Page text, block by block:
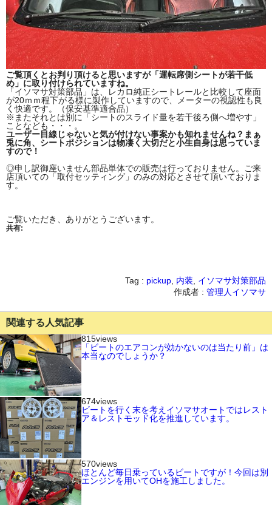
ご覧頂くとお判り頂けると思いますが「運転席側シートが若干低
め」に取り付けられていますね。
「イソマサ対策部品」は、レカロ純正シートレールと比較して座面
が20ｍｍ程下がる様に製作していますので、メーターの視認性も良
く快適です。（保安基準適合品）
※またそれとは別に「シートのスライド量を若干後ろ側へ増やす」
ことなども・・・。
ユーザー目線じゃないと気が付けない事案かも知れませんね？まぁ
兎に角、シートポジションは物凄く大切だと小生自身は思っていま
すので！
◎申し訳御座いません部品単体での販売は行っておりません。ご来
店頂いての「取付セッティング」のみの対応とさせて頂いておりま
す。
ご覧いただき、ありがとうございます。
共有:
Tag : pickup 内装
イソマサ対策部品
作成者 : 管理人イソマサ
関連する人気記事
815views
「ビートのエアコンが効かないのは当たり前」は
本当なのでしょうか？
674views
ビートを行く末を考えイソマサオートではレスト
ア＆レストモッド化を推進しています。
570views
ほとんど毎日乗っているビートですが！今回は別
エンジンを用いてOHを施工しました。